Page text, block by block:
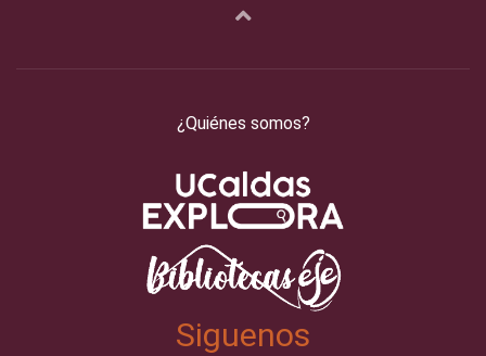
¿Quiénes somos?
Siguenos